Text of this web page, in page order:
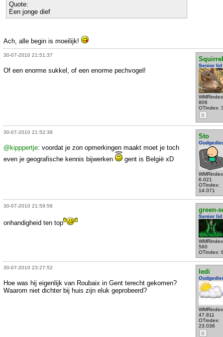
Quote:
Een jonge dief
Ach, alle begin is moeilijk!
30-07-2010 21:51:37
Squirrel
Senior lid
806
OTindex:
S
Of een enorme sukkel, of een enorme pechvogel!
30-07-2010 21:52:39
Sto
6.021
OTindex:
14.071
@kipppertje: voordat je zon opmerkingen maakt moet je toch
even je geografische kennis bijwerken
gent is België xD
30-07-2010 21:59:56
green-
Senior lid
560
OTindex:
onhandigheid ten top
30-07-2010 23:27:52
ledi
47.811
OTindex:
23.036
S
Hoe was hij eigenlijk van Roubaix in Gent terecht gekomen?
Waarom niet dichter bij huis zijn eluk geprobeerd?